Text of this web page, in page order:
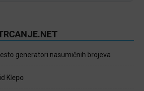
generatori nasumičnih brojeva
Klepo